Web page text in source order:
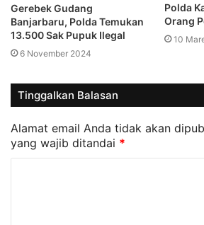
Gerebek Gudang
Banjarbaru, Polda Temukan
13.500 Sak Pupuk Ilegal
6 November 2024
Polda
Orang
10
Tinggalkan Balasan
Alamat email Anda tidak akan
yang wajib ditandai *